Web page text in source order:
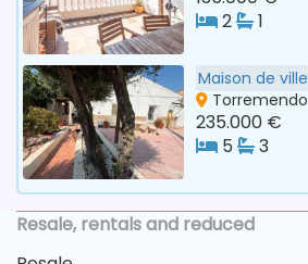
2
1
Maison de ville
Torremendo
235.000 €
5
3
Resale, rentals and reduced